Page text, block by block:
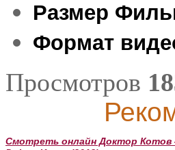
Размер
Формат
Просмотров
Смотреть онлайн Доктор